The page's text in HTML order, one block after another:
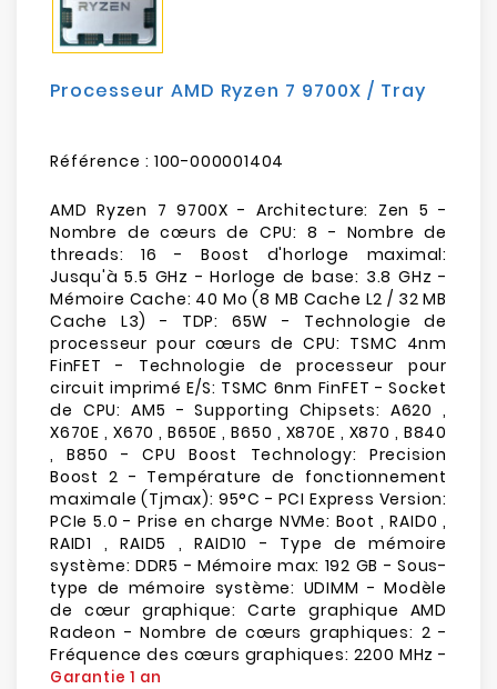
Mobilités
Processeur AMD Ryzen 7 9700X / Tray
Référence : 100-000001404
AMD Ryzen 7 9700X - Architecture: Zen 5 -
Nombre de cœurs de CPU: 8 - Nombre de
threads: 16 - Boost d'horloge maximal:
Jusqu'à 5.5 GHz - Horloge de base: 3.8 GHz -
Mémoire Cache: 40 Mo (8 MB Cache L2 / 32 MB
Cache L3) - TDP: 65W - Technologie de
processeur pour cœurs de CPU: TSMC 4nm
FinFET - Technologie de processeur pour
circuit imprimé E/S: TSMC 6nm FinFET - Socket
de CPU: AM5 - Supporting Chipsets: A620 ,
X670E , X670 , B650E , B650 , X870E , X870 , B840
, B850 - CPU Boost Technology: Precision
Boost 2 - Température de fonctionnement
maximale (Tjmax): 95°C - PCI Express Version:
PCIe 5.0 - Prise en charge NVMe: Boot , RAID0 ,
RAID1 , RAID5 , RAID10 - Type de mémoire
système: DDR5 - Mémoire max: 192 GB - Sous-
type de mémoire système: UDIMM - Modèle
de cœur graphique: Carte graphique AMD
Radeon - Nombre de cœurs graphiques: 2 -
Fréquence des cœurs graphiques: 2200 MHz -
Garantie 1 an